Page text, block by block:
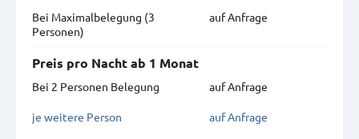
Bei Maximal­belegung (3
Personen)
auf Anfrage
Preis pro Nacht ab 1 Monat
Bei 2 Personen Belegung
auf Anfrage
je weitere Person auf Anfrage